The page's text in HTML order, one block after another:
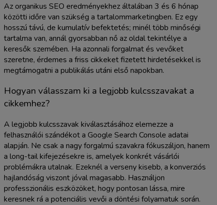
Az organikus SEO eredményekhez általában 3 és 6 hónap
közötti időre van szükség a tartalommarketingben. Ez egy
hosszú távú, de kumulatív befektetés; minél több minőségi
tartalma van, annál gyorsabban nő az oldal tekintélye a
keresők szemében. Ha azonnali forgalmat és vevőket
szeretne, érdemes a friss cikkeket fizetett hirdetésekkel is
megtámogatni a publikálás utáni első napokban.
Hogyan válasszam ki a legjobb kulcsszavakat a
cikkemhez?
A legjobb kulcsszavak kiválasztásához elemezze a
felhasználói szándékot a Google Search Console adatai
alapján. Ne csak a nagy forgalmú szavakra fókuszáljon, hanem
a long-tail kifejezésekre is, amelyek konkrét vásárlói
problémákra utalnak. Ezeknél a verseny kisebb, a konverziós
hajlandóság viszont jóval magasabb. Használjon
professzionális eszközöket, hogy pontosan lássa, mire
keresnek rá a potenciális vevői a döntési folyamatuk során.